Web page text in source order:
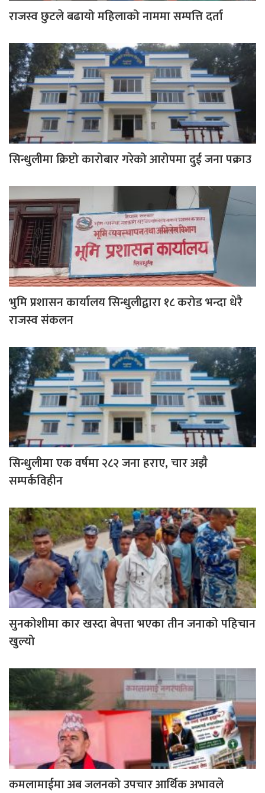
राजस्व छुटले बढायो महिलाको नाममा सम्पत्ति दर्ता
सिन्धुलीमा क्रिप्टो कारोबार गरेको आरोपमा दुई जना पक्राउ
भुमि प्रशासन कार्यालय सिन्धुलीद्वारा १८ करोड भन्दा धेरै
राजस्व संकलन
सिन्धुलीमा एक वर्षमा २८२ जना हराए, चार अझै
सम्पर्कविहीन
सुनकोशीमा कार खस्दा बेपत्ता भएका तीन जनाको पहिचान
खुल्यो
कमलामाईमा अब जलनको उपचार आर्थिक अभावले